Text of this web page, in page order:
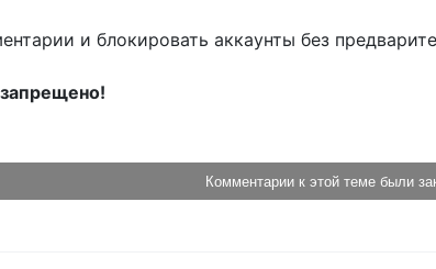
и блокировать аккаунты без
запрещено!
Комментарии к этой теме были